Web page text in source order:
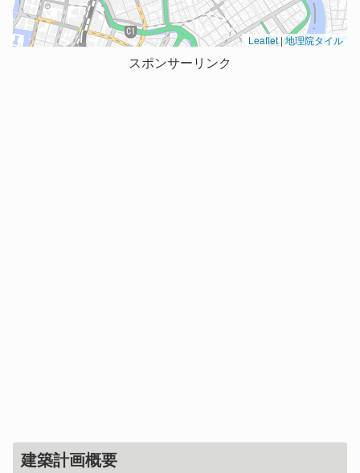
Leaflet|地理院タイル
スポンサーリンク
建築計画概要